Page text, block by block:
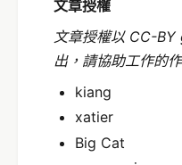
文章授權
文章授權以 CC-
出，請協助工作的
kiang
xatier
Big Cat